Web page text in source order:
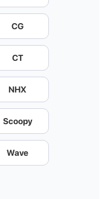
CG
CT
NHX
Scoopy
Wave